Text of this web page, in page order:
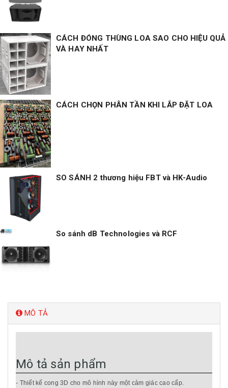
CÁCH ĐÓNG THÙNG LOA SAO CHO HIỆU QUẢ
VÀ HAY NHẤT
CÁCH CHỌN PHÂN TẦN KHI LẮP ĐẶT LOA
SO SÁNH 2 thương hiệu FBT và HK-Audio
So sánh dB Technologies và RCF
MÔ TẢ
Mô tả sản phẩm
- Thiết kế cong 3D cho mô hình này một cảm giác cao cấp.